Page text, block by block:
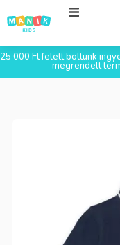
25 000 Ft felett boltunk
megrendelt